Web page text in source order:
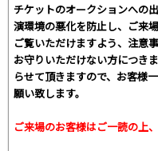
チケットのオークションへの
演環境の悪化を防止し、ご来
ご覧いただけますよう、注意
お守りいただけない方につき
らせて頂きますので、お客様
願い致します。
ご来場のお客様はご一読の上